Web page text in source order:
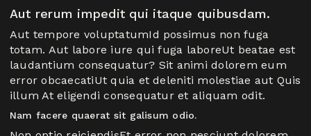
Aut rerum impedit qui itaque quibusdam.
Aut tempore voluptatumId possimus non fuga
totam. Aut labore iure qui fuga laboreUt beatae est
laudantium consequatur? Sit animi dolorem eum
error obcaecatiUt quia et deleniti molestiae aut Quis
illum At eligendi consequatur et aliquam odit.
Nam facere quaerat sit galisum odio.